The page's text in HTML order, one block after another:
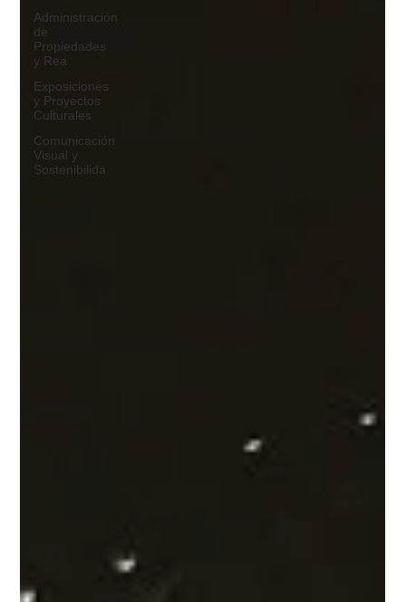
Administración
de
Propiedades
y Rea
Exposiciones
y Proyectos
Culturales
Comunicación
Visual y
Sostenibilida